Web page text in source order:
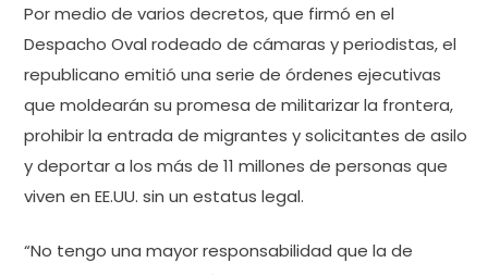
Por medio de varios decretos, que firmó en el
Despacho Oval rodeado de cámaras y periodistas, el
republicano emitió una serie de órdenes ejecutivas
que moldearán su promesa de militarizar la frontera,
prohibir la entrada de migrantes y solicitantes de asilo
y deportar a los más de 11 millones de personas que
viven en EE.UU. sin un estatus legal.
“No tengo una mayor responsabilidad que la de